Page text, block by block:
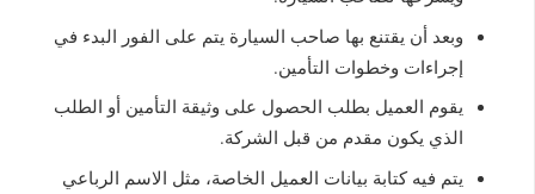
وبعد أن يقتنع بها صاحب السيارة يتم على الفور البدء في
إجراءات وخطوات التأمين.
يقوم العميل بطلب الحصول على وثيقة التأمين أو الطلب
الذي يكون مقدم من قبل الشركة.
يتم فيه كتابة بيانات العميل الخاصة، مثل الاسم الرباعي